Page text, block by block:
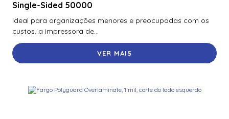
Single-Sided 50000
Ideal para organizações menores e preocupadas com os
custos, a impressora de...
VER MAIS